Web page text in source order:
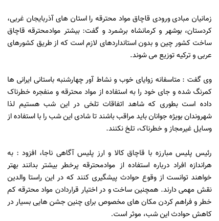
زمانیان مبادی ورودی قاچاق مواد محترقه را استان های آذربایجان غربی،
کردستان، بوشهر و کرمانشاه برشمرد و گفت: بیشتر موادمحترقه قاچاق
ساخت کشور چین و بدون استانداردهای لازم است که از طریق کشورهای
عربی و ترکیه توزیع می شوند.
وی گفت : متاسفانه زوایای خوب و نشاط آور چهارشنبه باستانی ایرانی ها
کمرنگ شده و جای خود را به استفاده از مواد محترقه و منفجره خطرناک
داده است بطوری که شاهد اتفاقات تلخی در این شب هستیم لذا
شهروندان بویژه جوانان باید مراقب باشند تا شادی این شب را با استفاده از
وسایل غیرمجاز و خطرناک، تلخ نکنند.
رئیس پلیس مبارزه با قاچاق کالا و ارز پلیس آگاهی ناجا، افزود : به
هراندازه افراد درباره استفاده از موادمحترقه پرخطر بیشتر بدانند بهتر
خواهند توانست از وقوع حوادث پیشگیری کنند که در این راستا والدین
نقش مهمی دارند. همچنین ساخت و در اختیار قراردادن مواد محترقه کم
خطر و فراهم کردن مکان های مخصوص برای چنین جشن هایی بسیار در
کاهش حوادث این شب، موثر است.